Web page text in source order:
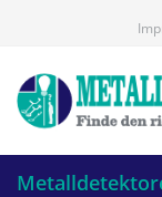
content